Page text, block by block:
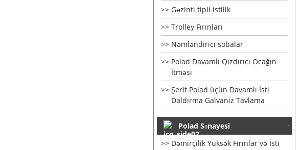
Gəzinti tipli istilik
Trolley Fırınları
Nəmləndirici sobalar
Polad Davamlı Qızdırıcı Ocağın
İtməsi
Şerit Polad üçün Davamlı İsti
Daldırma Galvaniz Tavlama
Polad Sənayesi
Dəmirçilik Yüksək Fırınlar və İsti